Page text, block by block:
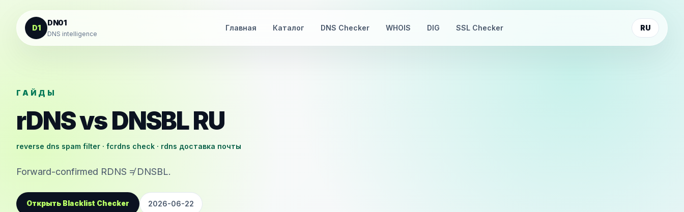
К содержанию
D1
DN01
DNS intelligence
Главная Каталог DNS Checker WHOIS DIG SSL Checker RU
ГАЙДЫ
rDNS vs DNSBL RU
reverse dns spam filter · fcrdns check · rdns доставка почты
Forward-confirmed RDNS ≠ DNSBL.
Открыть Blacklist Checker 2026-06-22